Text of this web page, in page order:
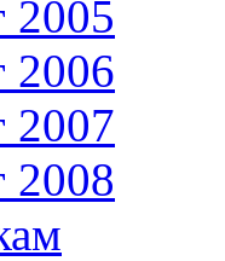
2005
2006
2007
2008